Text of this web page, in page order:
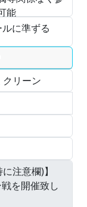
能
に準ずる
リーン